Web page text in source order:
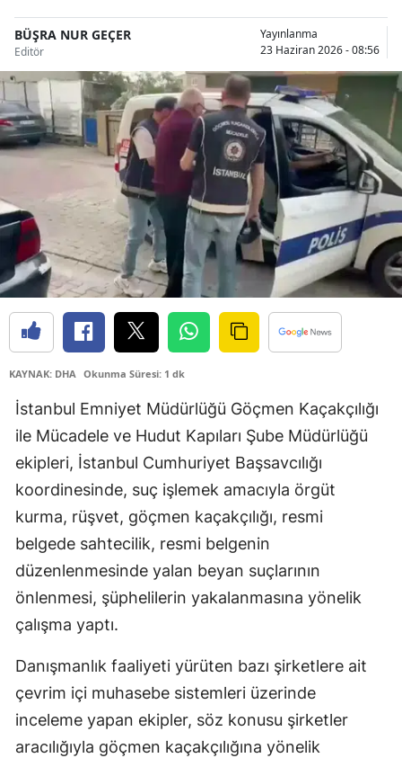
Bingöl
Bitlis
Bolu
Burdur
Bursa
Çanakkale
Çankırı
Çorum
Denizli
Edirne
Elazığ
Erzincan
Erzurum
Gaziantep
Gümüşhane
Hakkari
Hatay
BÜŞRA NUR GEÇER
Editör
Yayınlanma
23 Haziran 2026 - 08:56
KAYNAK: DHA Okunma Süresi: 1 dk
İstanbul Emniyet Müdürlüğü Göçmen Kaçakçılığı
ile Mücadele ve Hudut Kapıları Şube Müdürlüğü
ekipleri, İstanbul Cumhuriyet Başsavcılığı
koordinesinde, suç işlemek amacıyla örgüt
kurma, rüşvet, göçmen kaçakçılığı, resmi
belgede sahtecilik, resmi belgenin
düzenlenmesinde yalan beyan suçlarının
önlenmesi, şüphelilerin yakalanmasına yönelik
çalışma yaptı.
Danışmanlık faaliyeti yürüten bazı şirketlere ait
çevrim içi muhasebe sistemleri üzerinde
inceleme yapan ekipler, söz konusu şirketler
aracılığıyla göçmen kaçakçılığına yönelik